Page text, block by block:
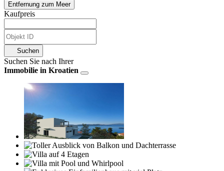
Entfernung zum Meer
Kaufpreis
Suchen
Suchen Sie nach Ihrer
Immobilie in Kroatien